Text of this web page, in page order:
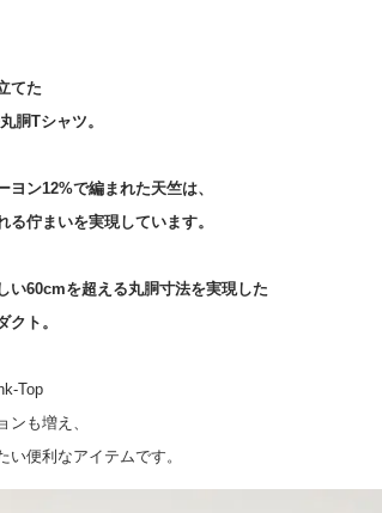
てた
胴Tシャツ。
ヨン12%で編まれた天竺は、
る佇まいを実現しています。
い60cmを超える丸胴寸法を実現した
クト。
Top
ンも増え、
い便利なアイテムです。
)